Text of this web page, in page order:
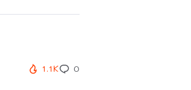
1.1K 0